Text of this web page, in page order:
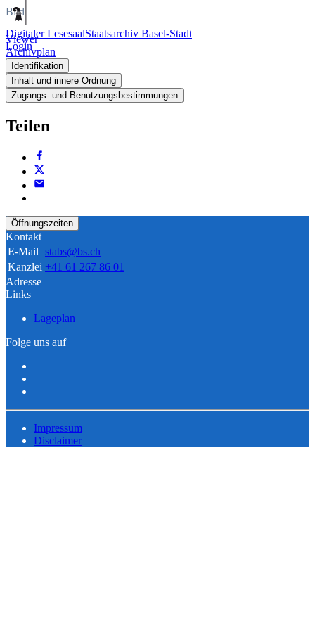
Digitaler LesesaalStaatsarchiv Basel-Stadt
Login
Bild
Viewer
Archivplan
Identifikation
Inhalt und innere Ordnung
Zugangs- und Benutzungsbestimmungen
Teilen
Öffnungszeiten
Kontakt
E-Mail stabs@bs.ch
Kanzlei +41 61 267 86 01
Adresse
Links
Lageplan
Folge uns auf
Impressum
Disclaimer